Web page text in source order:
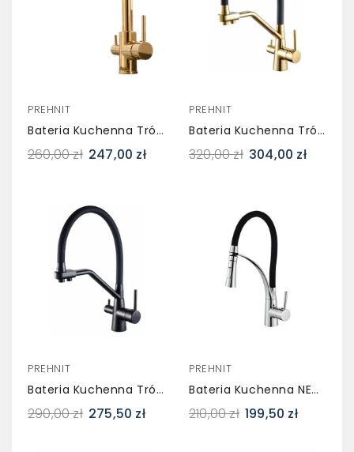
PREHNIT
Bateria Kuchenna Trójdrożna SEGRA Złota – Do Wody Filtrowanej
260,00 zł 247,00 zł
PREHNIT
Bateria Kuchenna Trójdrożna SONGA Złota Z Wyciąganą Wylewką
320,00 zł 304,00 zł
PREHNIT
Bateria Kuchenna Trójdrożna SONGA Czarna Z Wyciąganą Wylewką
290,00 zł 275,50 zł
PREHNIT
Bateria Kuchenna NEXX Chrom Z Wyciąganą Wylewką – Dwufunkcyjna
210,00 zł 199,50 zł